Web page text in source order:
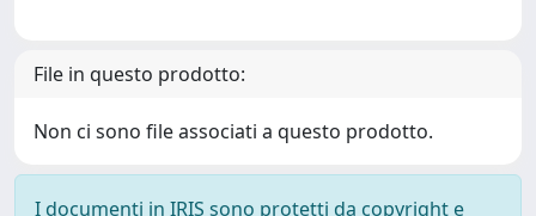
File in questo prodotto:
Non ci sono file associati a questo prodotto.
I documenti in IRIS sono protetti da copyright e